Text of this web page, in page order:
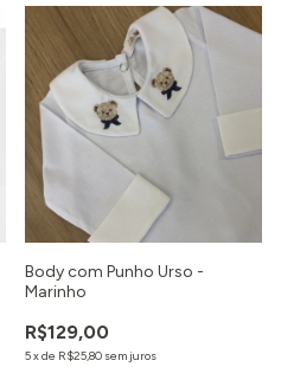
Body com Punho Urso -
Marinho
R$129,00
5xde R$25,80 sem juros